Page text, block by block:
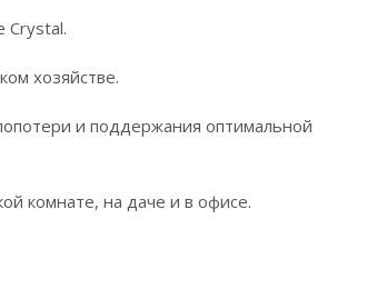
Crystal.
хозяйстве.
и поддержания оптимальной
комнате, на даче и в офисе.